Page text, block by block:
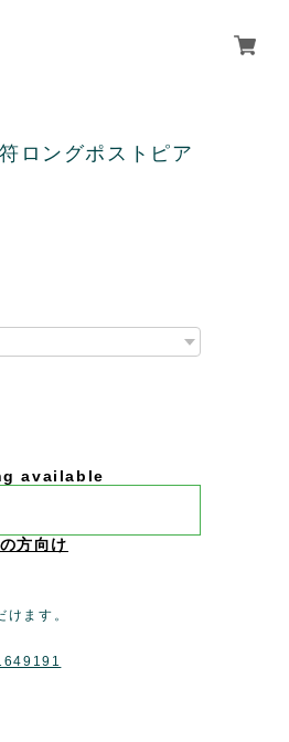
ロングポストピア
available
方向け
ます。